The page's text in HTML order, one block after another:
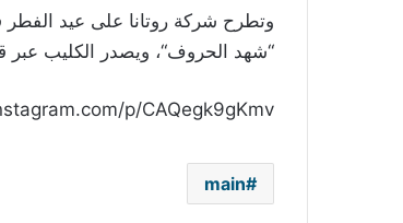
وتطرح شركة روتانا على عيد الفطر
“شهد الحروف“، ويصدر الكليب عبر
p/CAQegk9gKmv/
main